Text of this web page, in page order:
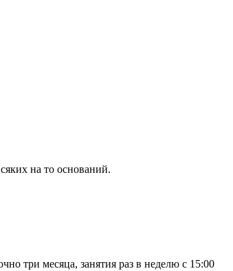
на то оснований.
три месяца, занятия раз в неделю с 15:00